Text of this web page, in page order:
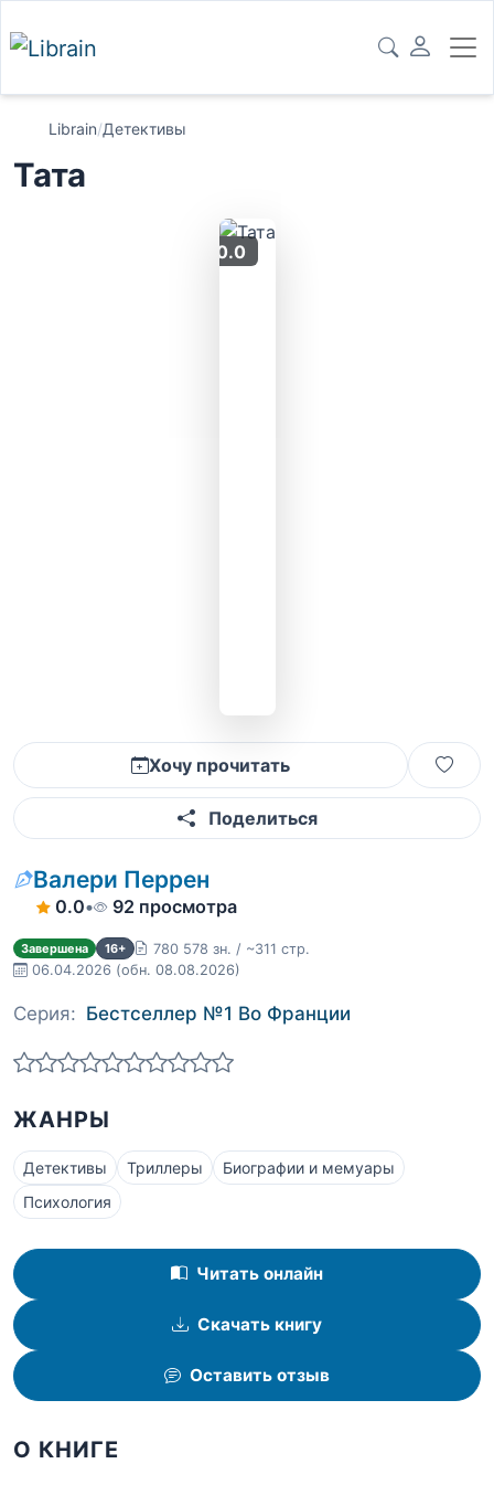
Librain/Детективы
Тата
0.0
Хочу прочитать
Поделиться
Валери Перрен
0.0• 92 просмотра
Завершена 16+
780 578 зн. / ~311 стр.
06.04.2026 (обн. 08.08.2026)
Серия: Бестселлер №1 Во Франции
ЖАНРЫ
Детективы Триллеры
Биографии и мемуары
Психология
Читать онлайн
Скачать книгу
Оставить отзыв
О КНИГЕ